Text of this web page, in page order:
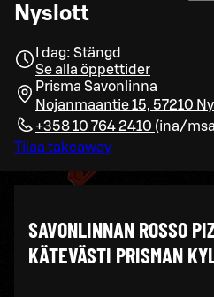
Nyslott
I dag: Stängd
Se alla öppettider
Prisma Savonlinna
Nojanmaantie 15, 57210
+358 10 764 2410 (ina/msa
Tilaa takeaway
SAVONLINNAN ROSSO
KÄTEVÄSTI PRISMAN